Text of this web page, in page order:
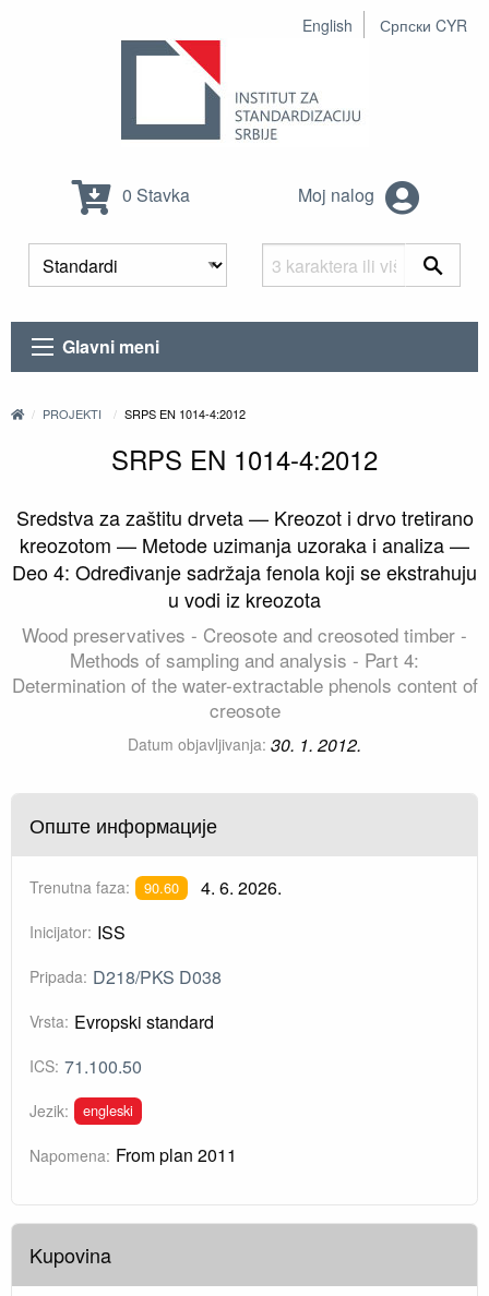
English Српски CYR
0 Stavka Moj nalog
Glavni meni
PROJEKTI SRPS EN 1014-4:2012
SRPS EN 1014-4:2012
Sredstva za zaštitu drveta — Kreozot i drvo tretirano
kreozotom — Metode uzimanja uzoraka i analiza —
Deo 4: Određivanje sadržaja fenola koji se ekstrahuju
u vodi iz kreozota
Wood preservatives - Creosote and creosoted timber -
Methods of sampling and analysis - Part 4:
Determination of the water-extractable phenols content of
creosote
Datum objavljivanja: 30. 1. 2012.
Опште информације
Trenutna faza: 90.60 4. 6. 2026.
Inicijator: ISS
Pripada: D218/PKS D038
Vrsta: Evropski standard
ICS: 71.100.50
Jezik: engleski
Napomena: From plan 2011
Kupovina